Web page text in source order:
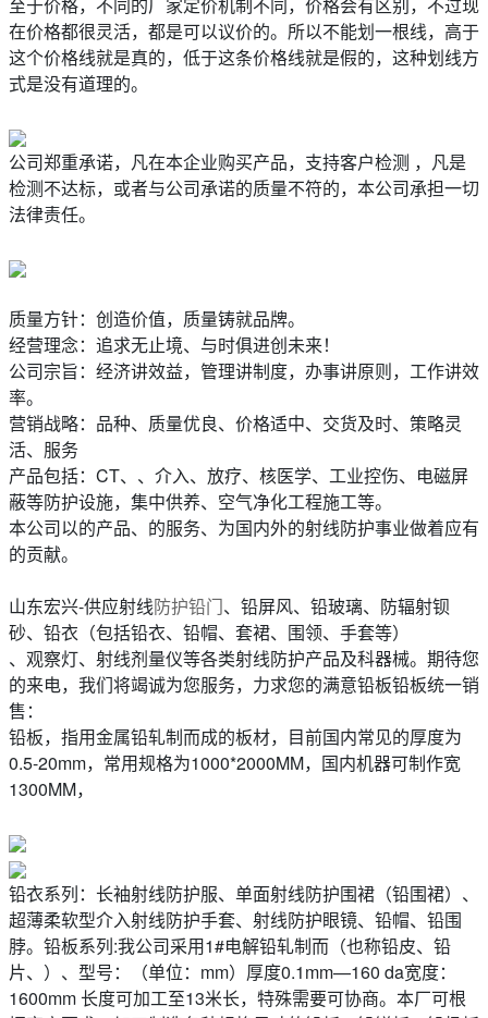
至于价格，不同的厂家定价机制不同，价格会有区别，不过现
在价格都很灵活，都是可以议价的。所以不能划一根线，高于
这个价格线就是真的，低于这条价格线就是假的，这种划线方
式是没有道理的。
公司郑重承诺，凡在本企业购买产品，支持客户检测 ，凡是
检测不达标，或者与公司承诺的质量不符的，本公司承担一切
法律责任。
质量方针：创造价值，质量铸就品牌。
经营理念：追求无止境、与时俱进创未来！
公司宗旨：经济讲效益，管理讲制度，办事讲原则，工作讲效
率。
营销战略：品种、质量优良、价格适中、交货及时、策略灵
活、服务
产品包括：CT、、介入、放疗、核医学、工业控伤、电磁屏
蔽等防护设施，集中供养、空气净化工程施工等。
本公司以的产品、的服务、为国内外的射线防护事业做着应有
的贡献。
山东宏兴-供应射线防护铅门、铅屏风、铅玻璃、防辐射钡
砂、铅衣（包括铅衣、铅帽、套裙、围领、手套等）
、观察灯、射线剂量仪等各类射线防护产品及科器械。期待您
的来电，我们将竭诚为您服务，力求您的满意铅板铅板统一销
售：
铅板，指用金属铅轧制而成的板材，目前国内常见的厚度为
0.5-20mm，常用规格为1000*2000MM，国内机器可制作宽
1300MM，
铅衣系列：长袖射线防护服、单面射线防护围裙（铅围裙）、
超薄柔软型介入射线防护手套、射线防护眼镜、铅帽、铅围
脖。铅板系列:我公司采用1#电解铅轧制而（也称铅皮、铅
片、）、型号：（单位：mm）厚度0.1mm—160 da宽度：
1600mm 长度可加工至13米长，特殊需要可协商。本厂可根